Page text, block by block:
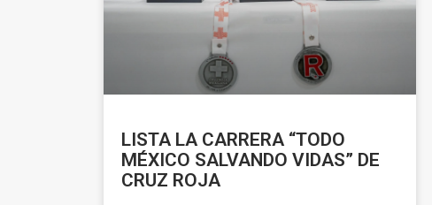
LISTA LA CARRERA “TODO
MÉXICO SALVANDO VIDAS” DE
CRUZ ROJA